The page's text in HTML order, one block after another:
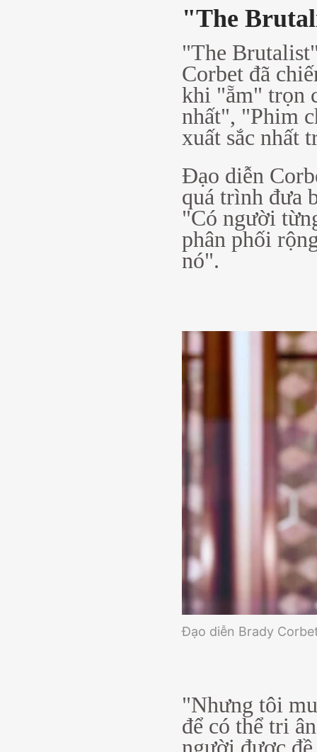
"The
"The
Corbet đã
khi "ẵm" trọn
nhất", "Phim
xuất sắc nhất
Đạo diễn
quá trình đưa
"Có người
phân phối
nó".
Đạo diễn Brady
"Nhưng tôi
để có thể tri